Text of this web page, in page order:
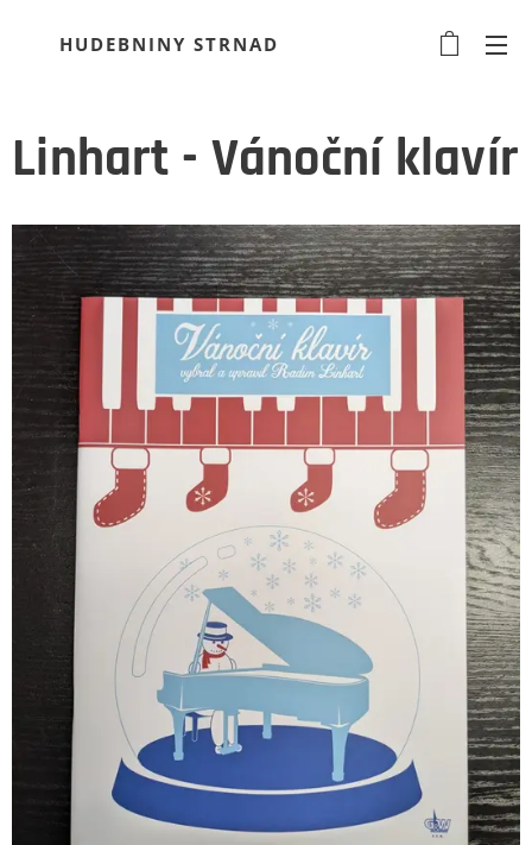
HUDEBNINY STRNAD
Linhart - Vánoční klavír